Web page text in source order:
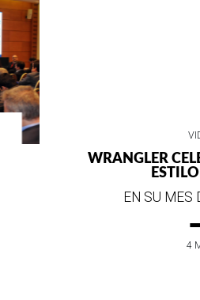
VIDA SOCIAL
SUS 75 AÑOS DE